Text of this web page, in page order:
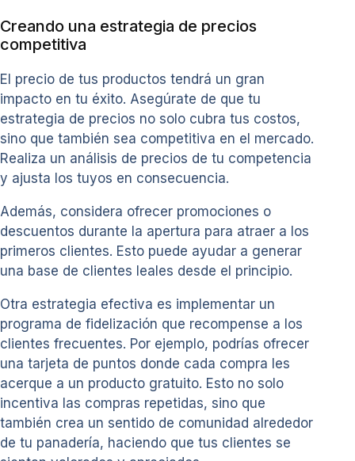
Creando una estrategia de precios
competitiva
El precio de tus productos tendrá un gran
impacto en tu éxito. Asegúrate de que tu
estrategia de precios no solo cubra tus costos,
sino que también sea competitiva en el mercado.
Realiza un análisis de precios de tu competencia
y ajusta los tuyos en consecuencia.
Además, considera ofrecer promociones o
descuentos durante la apertura para atraer a los
primeros clientes. Esto puede ayudar a generar
una base de clientes leales desde el principio.
Otra estrategia efectiva es implementar un
programa de fidelización que recompense a los
clientes frecuentes. Por ejemplo, podrías ofrecer
una tarjeta de puntos donde cada compra les
acerque a un producto gratuito. Esto no solo
incentiva las compras repetidas, sino que
también crea un sentido de comunidad alrededor
de tu panadería, haciendo que tus clientes se